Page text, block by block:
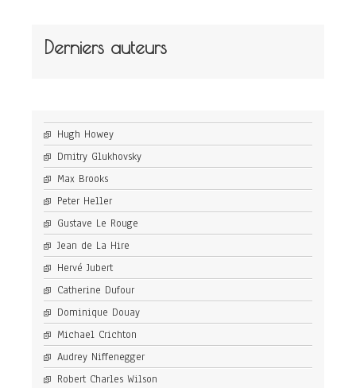
Derniers auteurs
Hugh Howey
Dmitry Glukhovsky
Max Brooks
Peter Heller
Gustave Le Rouge
Jean de La Hire
Hervé Jubert
Catherine Dufour
Dominique Douay
Michael Crichton
Audrey Niffenegger
Robert Charles Wilson